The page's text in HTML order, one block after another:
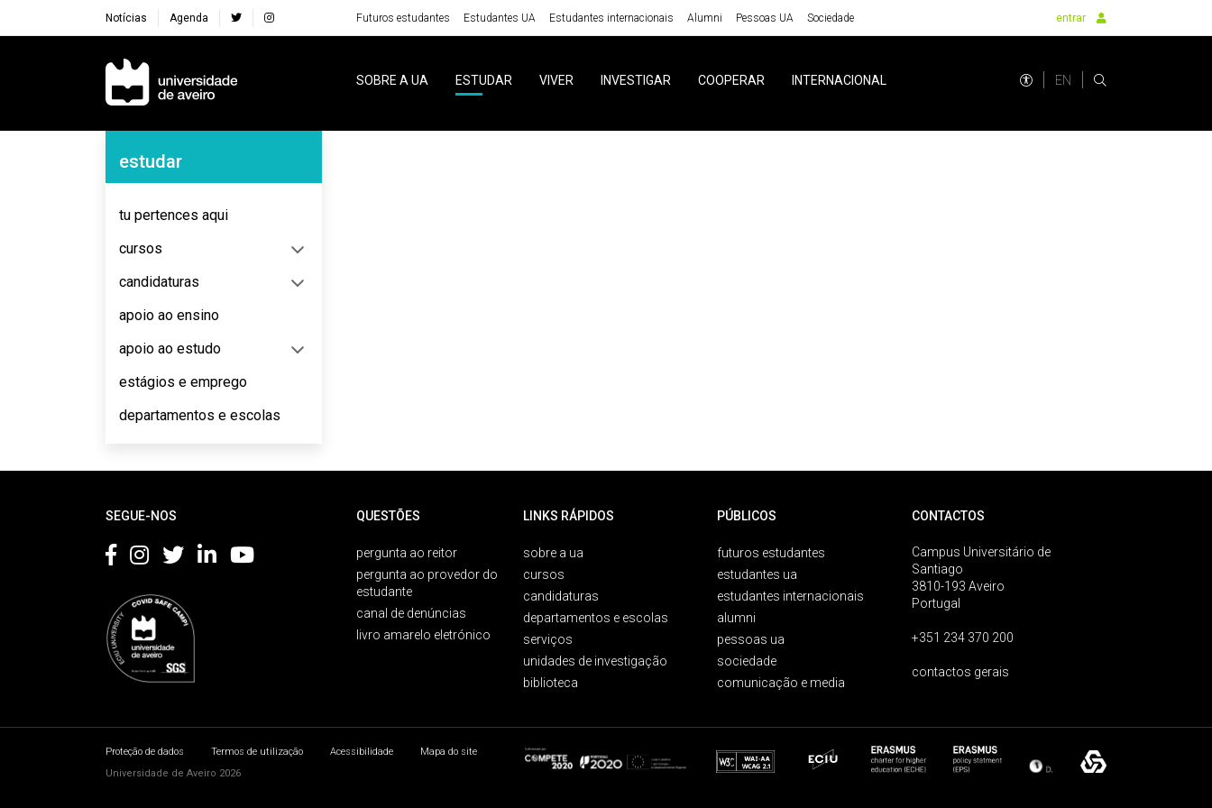
Notícias Agenda Futuros estudantes Estudantes UA Estudantes internacionais Alumni Pessoas UA Sociedade entrar
Navegação Principal
SOBRE A UA ESTUDAR VIVER INVESTIGAR COOPERAR INTERNACIONAL EN
Navegação Lateral
estudar
tu pertences aqui
cursos
candidaturas
apoio ao ensino
apoio ao estudo
estágios e emprego
departamentos e escolas
SEGUE-NOS QUESTÕES
pergunta ao reitor
pergunta ao provedor do
estudante
canal de denúncias
livro amarelo eletrónico
LINKS RÁPIDOS
sobre a ua
cursos
candidaturas
departamentos e escolas
serviços
unidades de investigação
biblioteca
PÚBLICOS
futuros estudantes
estudantes ua
estudantes internacionais
alumni
pessoas ua
sociedade
comunicação e media
CONTACTOS
Campus Universitário de
Santiago
3810-193 Aveiro
Portugal
+351 234 370 200
contactos gerais
Proteção de dados Termos de utilização Acessibilidade
Mapa do site
Universidade de Aveiro 2026